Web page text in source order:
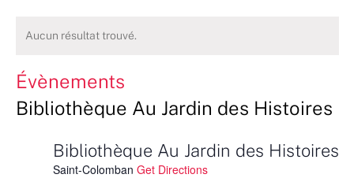
Aucun résultat trouvé.
Évènements
Bibliothèque Au Jardin des Histoires
Bibliothèque Au Jardin des Histoires
Saint-Colomban Get Directions